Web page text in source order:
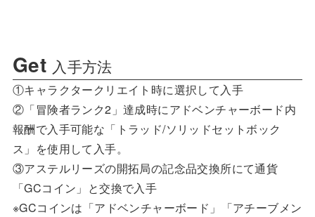
Get 入手方法
①キャラクタークリエイト時に選択して入手
②「冒険者ランク2」達成時にアドベンチャーボード内
報酬で入手可能な「トラッド/ソリッドセットボック
ス」を使用して入手。
③アステルリーズの開拓局の記念品交換所にて通貨
「GCコイン」と交換で入手
※GCコインは「アドベンチャーボード」「アチーブメン